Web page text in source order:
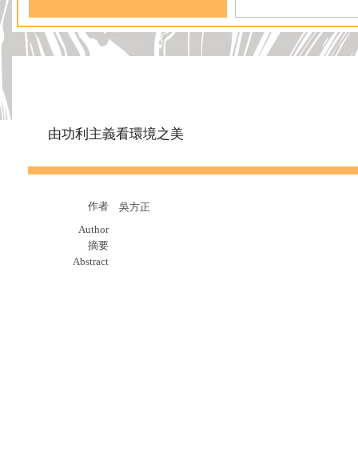
由功利主義看環境之美
作者
吳方正
Author
摘要
Abstract